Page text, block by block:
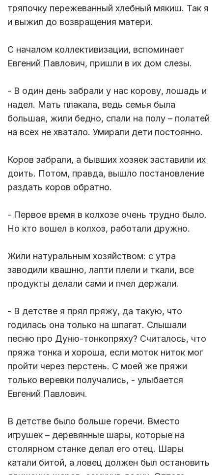
тряпочку пережеванный хлебный мякиш. Так я
и выжил до возвращения матери.
С началом коллективизации, вспоминает
Евгений Павлович, пришли в их дом слезы.
- В один день забрали у нас корову, лошадь и
надел. Мать плакала, ведь семья была
большая, жили бедно, спали на полу – полатей
на всех не хватало. Умирали дети постоянно.
Коров забрали, а бывших хозяек заставили их
доить. Потом, правда, вышло постановление
раздать коров обратно.
- Первое время в колхозе очень трудно было.
Но кто вошел в колхоз, работали дружно.
Жили натуральным хозяйством: с утра
заводили квашню, лапти плели и ткали, все
продукты делали сами и пчел держали.
- В детстве я прял пряжу, да такую, что
годилась она только на шпагат. Слышали
песню про Дуню-тонкопряху? Считалось, что
пряжа тонка и хороша, если моток ниток мог
пройти через перстень. С моей же пряжи
только веревки получались, - улыбается
Евгений Павлович.
В детстве было больше горечи. Вместо
игрушек – деревянные шары, которые на
столярном станке делал его отец. Шары
катали битой, а ловец должен был остановить